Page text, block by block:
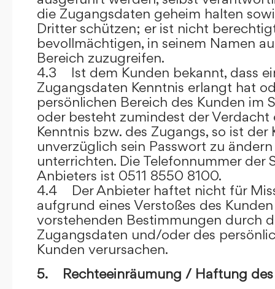
die Zugangsdaten geheim halten
Dritter schützen; er ist nicht
bevollmächtigen, in seinem Namen
Bereich zuzugreifen.
4.3 Ist dem Kunden bekannt, dass
Zugangsdaten Kenntnis erlangt hat
persönlichen Bereich des Kunden im
oder besteht zumindest der Verdacht
Kenntnis bzw. des Zugangs, so ist
unverzüglich sein Passwort zu
unterrichten. Die Telefonnummer der
Anbieters ist 0511 8550 8100.
4.4 Der Anbieter haftet nicht für
aufgrund eines Verstoßes des
vorstehenden Bestimmungen durch
Zugangsdaten und/oder des
Kunden verursachen.
5. Rechteeinräumung / Haftung des